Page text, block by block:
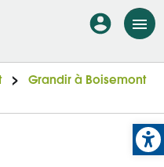
En-
-
Grandir à Boisemont